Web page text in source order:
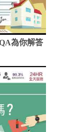
為你解答